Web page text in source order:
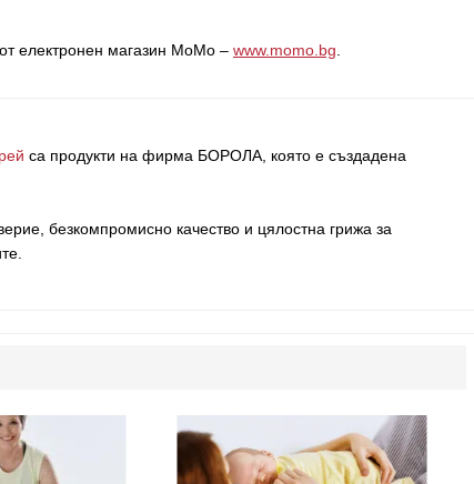
електронен магазин MoMo – www.momo.bg
са продукти на фирма БОРОЛА , която е създадена
безкомпромисно качество и цялостна грижа за